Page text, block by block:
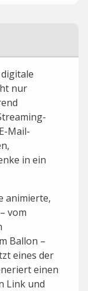
nur
Mail-
in ein
animierte,
vom
Ballon –
eines der
einen
Link und